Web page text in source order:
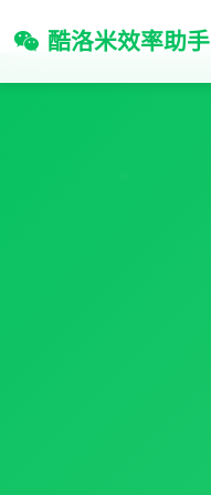
酷洛米效率助手